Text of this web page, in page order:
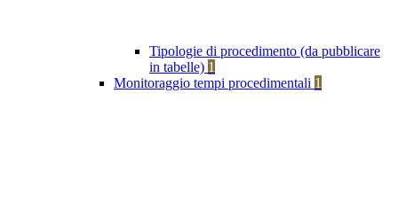
Tipologie di procedimento (da pubblicare
in tabelle) 1
Monitoraggio tempi procedimentali 1